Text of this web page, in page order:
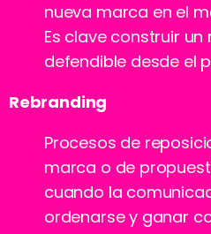
nueva marca en el
Es clave construir
defendible desde el
Rebranding
Procesos de
marca o de
cuando la
ordenarse y ganar